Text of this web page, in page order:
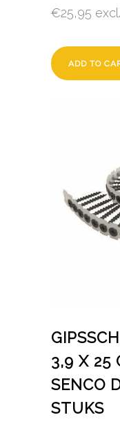
€25,95
ADD TO
3,9 X 25
SENCO
STUKS